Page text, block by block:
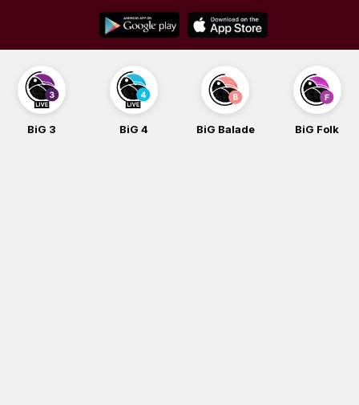
content
BiG 3 BiG 4 BiG Balade BiG Folk